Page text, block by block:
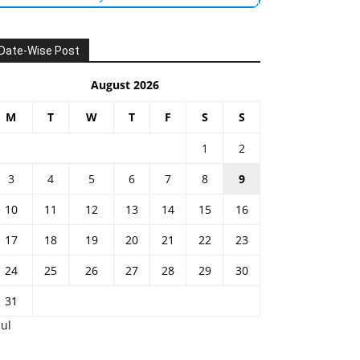
Wise Post
August 2026
M T W T F S S
1
2
3
4 5 6 7 8
9
10
11 12 13 14 15
16
17
18 19 20 21 22
23
24
25 26 27 28 29
30
31